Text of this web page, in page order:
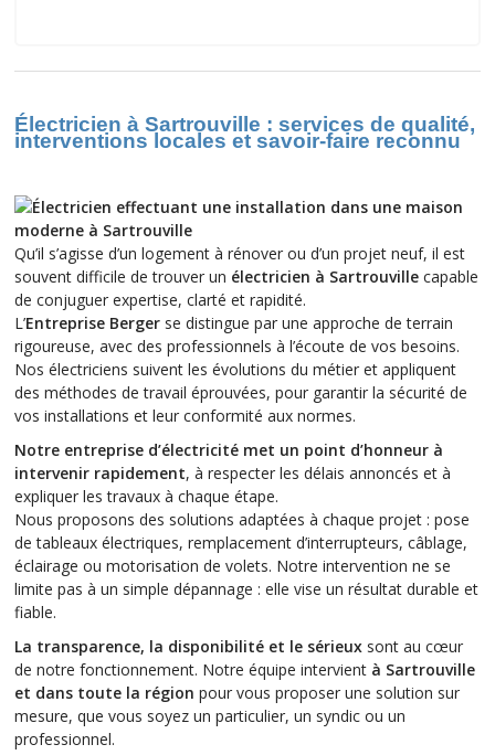
Électricien à Sartrouville : services de qualité,
interventions locales et savoir-faire reconnu
Qu’il s’agisse d’un logement à rénover ou d’un projet neuf, il est
souvent difficile de trouver un électricien à Sartrouville capable
de conjuguer expertise, clarté et rapidité.
L’Entreprise Berger se distingue par une approche de terrain
rigoureuse, avec des professionnels à l’écoute de vos besoins.
Nos électriciens suivent les évolutions du métier et appliquent
des méthodes de travail éprouvées, pour garantir la sécurité de
vos installations et leur conformité aux normes.
Notre entreprise d’électricité met un point d’honneur à
intervenir rapidement, à respecter les délais annoncés et à
expliquer les travaux à chaque étape.
Nous proposons des solutions adaptées à chaque projet : pose
de tableaux électriques, remplacement d’interrupteurs, câblage,
éclairage ou motorisation de volets. Notre intervention ne se
limite pas à un simple dépannage : elle vise un résultat durable et
fiable.
La transparence, la disponibilité et le sérieux sont au cœur
de notre fonctionnement. Notre équipe intervient à Sartrouville
et dans toute la région pour vous proposer une solution sur
mesure, que vous soyez un particulier, un syndic ou un
professionnel.